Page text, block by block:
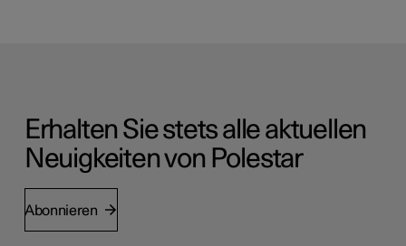
Erhalten Sie stets alle aktuellen
Neuigkeiten von Polestar
Abonnieren